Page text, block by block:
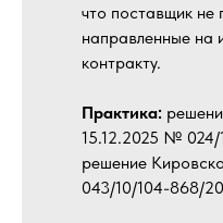
что поставщик
направленные на
контракту.
Практика:
15.12.2025 № 024/
решение
043/10/104-868/